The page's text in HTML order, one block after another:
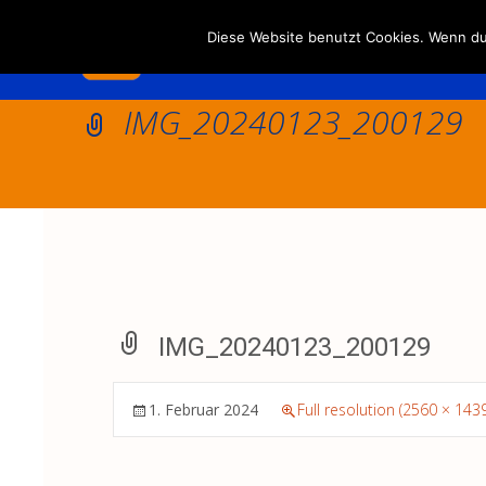
IMG_20240123_200129
IMG_20240123_200129
1. Februar 2024 Full resolution (2560 ×
Diese Website benutzt Cookies. Wenn